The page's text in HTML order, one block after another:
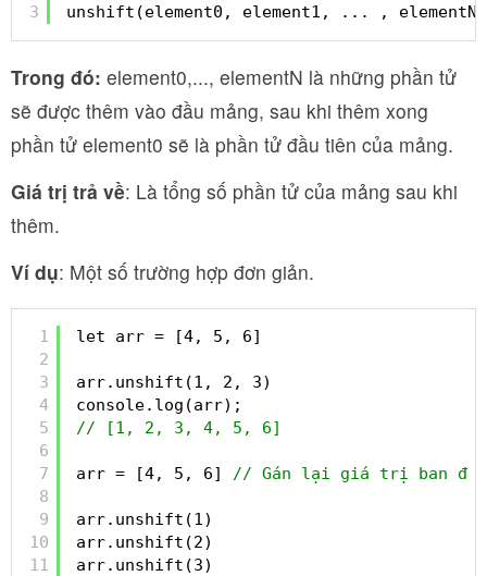
3
unshift(element0, element1, ... , elementN)
Trong đó: element0,..., elementN là những phần tử
sẽ được thêm vào đầu mảng, sau khi thêm xong
phần tử element0 sẽ là phần tử đầu tiên của mảng.
Giá trị trả về: Là tổng số phần tử của mảng sau khi
thêm.
Ví dụ: Một số trường hợp đơn giản.
1
2
3
4
5
6
7
8
9
10
11
let arr = [4, 5, 6]
arr.unshift(1, 2, 3)
console.log(arr);
// [1, 2, 3, 4, 5, 6]
arr = [4, 5, 6] // Gán lại giá trị ban đ
arr.unshift(1)
arr.unshift(2)
arr.unshift(3)